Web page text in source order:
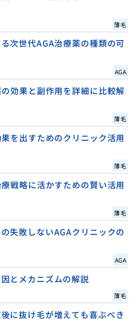
薄毛
次世代AGA治療薬の種類の可
AGA
効果と副作用を詳細に比較解
薄毛
を出すためのクリニック活用
薄毛
戦略に活かすための賢い活用
薄毛
失敗しないAGAクリニックの
AGA
とメカニズムの解説
薄毛
に抜け毛が増えても喜ぶべき